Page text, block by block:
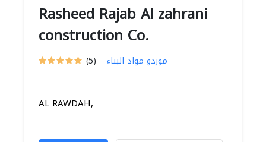
Rasheed Rajab Al zahrani
construction Co.
(5) موردو مواد البناء
AL RAWDAH,